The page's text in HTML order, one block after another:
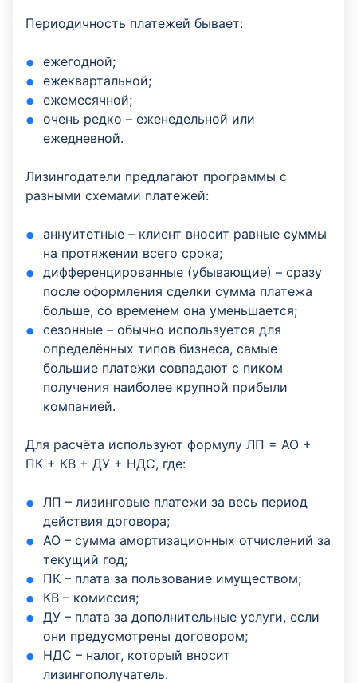
Периодичность платежей бывает:
ежегодной;
ежеквартальной;
ежемесячной;
очень редко – еженедельной или
ежедневной.
Лизингодатели предлагают программы с
разными схемами платежей:
аннуитетные – клиент вносит равные суммы
на протяжении всего срока;
дифференцированные (убывающие) – сразу
после оформления сделки сумма платежа
больше, со временем она уменьшается;
сезонные – обычно используется для
определённых типов бизнеса, самые
большие платежи совпадают с пиком
получения наиболее крупной прибыли
компанией.
Для расчёта используют формулу ЛП = АО +
ПК + КВ + ДУ + НДС, где:
ЛП – лизинговые платежи за весь период
действия договора;
АО – сумма амортизационных отчислений за
текущий год;
ПК – плата за пользование имуществом;
КВ – комиссия;
ДУ – плата за дополнительные услуги, если
они предусмотрены договором;
НДС – налог, который вносит
лизингополучатель.